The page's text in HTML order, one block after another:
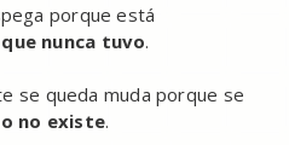
porque está
nunca tuvo.
se queda muda porque se
no existe.